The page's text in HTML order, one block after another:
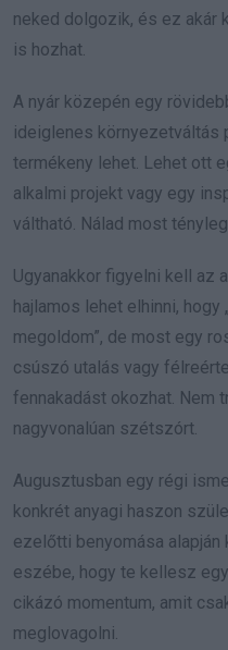
neked dolgozik, és ez akár
is hozhat.
A nyár közepén egy
ideiglenes környezetváltás
termékeny lehet. Lehet ott
alkalmi projekt vagy egy
váltható. Nálad most
Ugyanakkor figyelni kell az
hajlamos lehet elhinni, hogy
megoldom”, de most egy
csúszó utalás vagy
fennakadást okozhat. Nem
nagyvonalúan szétszórt.
Augusztusban egy régi
konkrét anyagi haszon
ezelőtti benyomása
eszébe, hogy te kellesz
cikázó momentum, amit
meglovagolni.